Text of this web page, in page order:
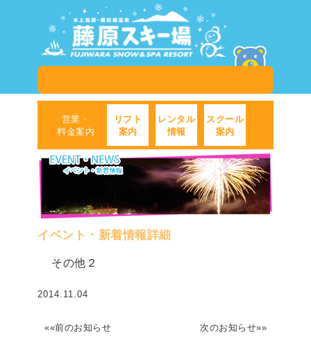
営業・
料金案内
リフト
案内
レンタル
情報
スクール
案内
イベント・新着情報詳細
その他２
2014.11.04
««前のお知らせ 次のお知らせ»»